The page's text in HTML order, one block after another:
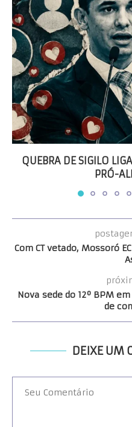
QUEBRA DE SIGILO
PRÓ-
Com CT vetado, Mossoró
Nova sede do 12º BPM
de
DEIXE UM